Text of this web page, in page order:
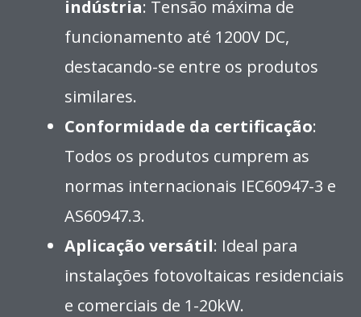
indústria: Tensão máxima de
funcionamento até 1200V DC,
destacando-se entre os produtos
similares.
Conformidade da certificação:
Todos os produtos cumprem as
normas internacionais IEC60947-3 e
AS60947.3.
Aplicação versátil: Ideal para
instalações fotovoltaicas residenciais
e comerciais de 1-20kW.